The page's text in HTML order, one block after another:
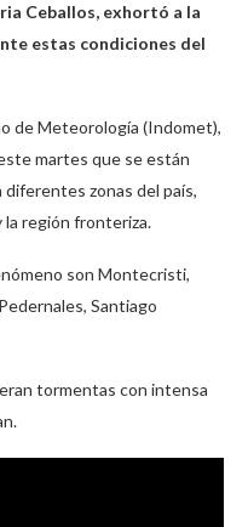
Ceballos, exhortó a la
estas condiciones del
de Meteorología (Indomet),
martes que se están
zonas del país,
la región fronteriza.
son Montecristi,
Santiago
tormentas con intensa